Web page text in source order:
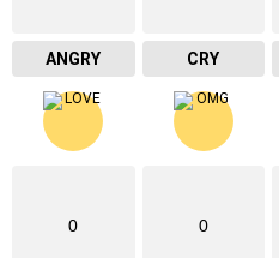
ANGRY CRY
0 0